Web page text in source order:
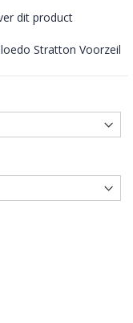
dit product
Stratton Voorzeil